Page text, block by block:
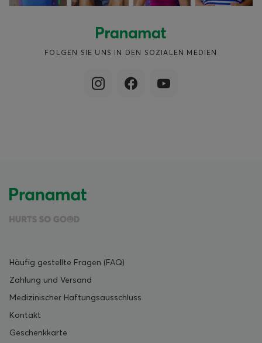
FOLGEN SIE UNS IN DEN SOZIALEN MEDIEN
Häufig gestellte Fragen (FAQ)
Zahlung und Versand
Medizinischer Haftungsausschluss
Kontakt
Geschenkkarte